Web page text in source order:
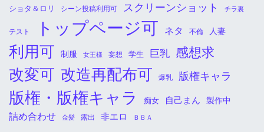
ショタ＆ロリ シーン投稿利用可 スクリーンショット チラ裏
テスト トップページ可 ネタ 不倫 人妻
利用可 制服 女王様 妄想 学生 巨乳 感想求
改変可 改造再配布可 爆乳 版権キャラ
版権・版権キャラ 痴女 自己まん 製作中
詰め合わせ 金髪 露出 非エロ ＢＢＡ